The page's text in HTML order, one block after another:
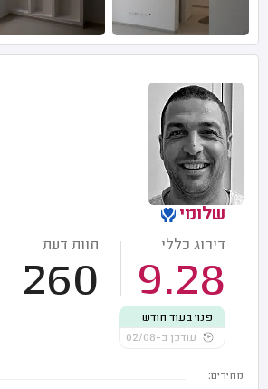
שלומי
דירוג כללי
9.28
חוות דעת
260
פנוי בעוד חודש
עודכן ב-02/08
מחירים: